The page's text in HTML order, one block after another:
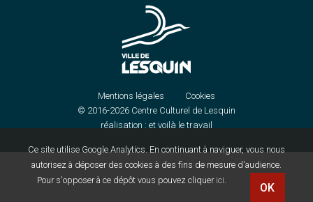
Ce site utilise Google Analytics. En continuant à naviguer, vous nous
autorisez à déposer des cookies à des fins de mesure d'audience.
Pour s'opposer à ce dépôt vous pouvez cliquer ici.
Mentions légales
Cookies
© 2016-2026 Centre Culturel de Lesquin
réalisation : et voilà le travail